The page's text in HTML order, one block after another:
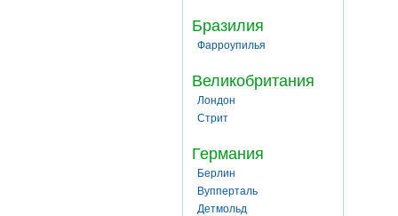
Бразилия
Фарроупилья
Великобритания
Лондон
Стрит
Германия
Берлин
Вупперталь
Детмольд